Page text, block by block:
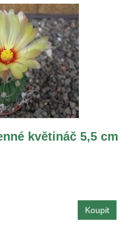
květináč 5,5 cm